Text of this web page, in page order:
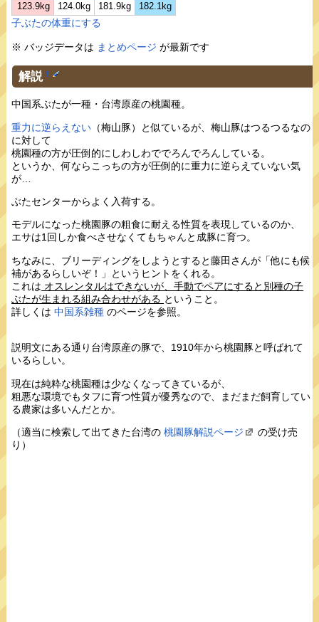
123.9kg
124.0kg 181.9kg 182.1kg
子ぶたの体重にする
※ バッジデータは まとめページ が最新です
解説 †
中国系ぶたが一種・台湾原産の桃園種。
重力に逆らえない （梅山豚）と似ているが、梅山豚はつるつるなの
に対して
桃園種の方が圧倒的にしわしわででろんでろんしている。
というか、何ならこっちの方が圧倒的に重力に逆らえていない気
が…
ぶたセンターからよく入荷する。
モデルになった桃園豚の粗食に耐える性質を表現しているのか、
エサは1回しか食べさせなくてもちゃんと成豚に育つ。
ちなみに、ブリーディングをしようとすると藤田さんが「他にも候
補があるらしいぞ！」というヒントをくれる。
これは オスレンタルはできないが、手動でペアにすると別種の子
ぶたが生まれる組み合わせがある ということ。
詳しくは中国系雑種 のページを参照。
説明文にある通り台湾原産の豚で、1910年から桃園豚と呼ばれて
いるらしい。
現在は純粋な桃園種は少なくなってきているが、
粗悪な環境でもタフに育つ性質が優秀なので、まだまだ飼育してい
る農家は多いんだとか。
（適当に検索して出てきた台湾の桃園豚解説ページ
の受け売
り）